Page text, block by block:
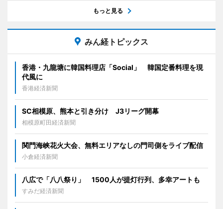
もっと見る
みん経トピックス
香港・九龍塘に韓国料理店「Social」 韓国定番料理を現
代風に
香港経済新聞
SC相模原、熊本と引き分け J3リーグ開幕
相模原町田経済新聞
関門海峡花火大会、無料エリアなしの門司側をライブ配信
小倉経済新聞
八広で「八八祭り」 1500人が提灯行列、多幸アートも
すみだ経済新聞